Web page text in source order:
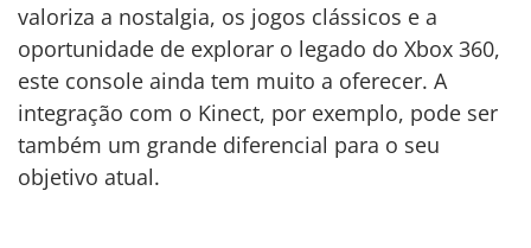
valoriza a nostalgia, os jogos clássicos e a
oportunidade de explorar o legado do Xbox 360,
este console ainda tem muito a oferecer. A
integração com o Kinect, por exemplo, pode ser
também um grande diferencial para o seu
objetivo atual.